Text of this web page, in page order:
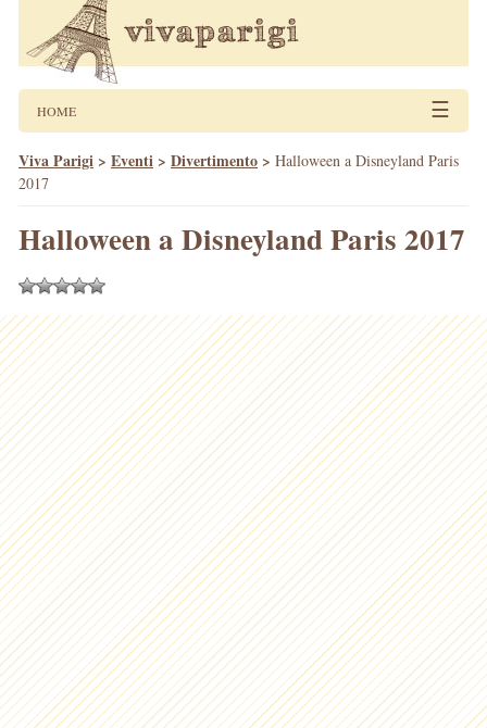
HOME ☰
Viva Parigi > Eventi > Divertimento > Halloween a Disneyland Paris
2017
Halloween a Disneyland Paris 2017